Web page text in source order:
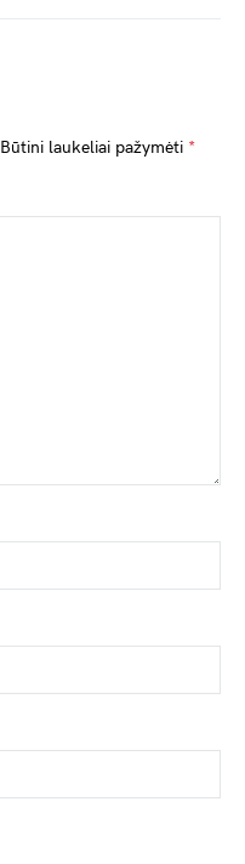
Būtini laukeliai pažymėti *